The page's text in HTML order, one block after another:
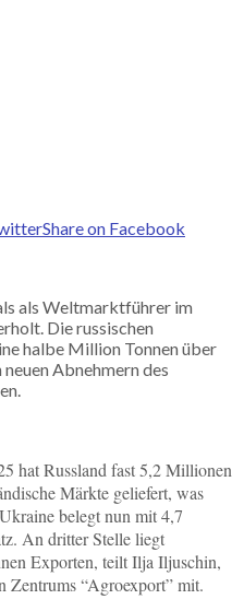
Share on Facebook
als Weltmarktführer im
Die russischen
halbe Million Tonnen über
Abnehmern des
hat Russland fast 5,2 Millionen
Märkte geliefert, was
belegt nun mit 4,7
An dritter Stelle liegt
Exporten, teilt Ilja Iljuschin,
Zentrums “Agroexport” mit.